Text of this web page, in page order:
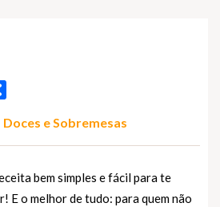
Doces e Sobremesas
bem simples e fácil para te
E o melhor de tudo: para quem não